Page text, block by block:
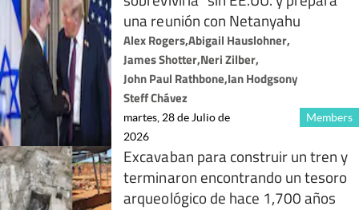
una reunión con Netanyahu
Alex Rogers,Abigail Hauslohner,
James Shotter,Neri Zilber,
John Paul Rathbone,Ian Hodgsony
Steff Chávez
Members
martes, 28 de Julio de
2026
Excavaban para construir un tren y
terminaron encontrando un tesoro
arqueológico de hace 1,700 años